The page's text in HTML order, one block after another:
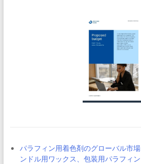
パラフィン用着色剤のグローバル市
ンドル用ワックス、包装用パラフィ